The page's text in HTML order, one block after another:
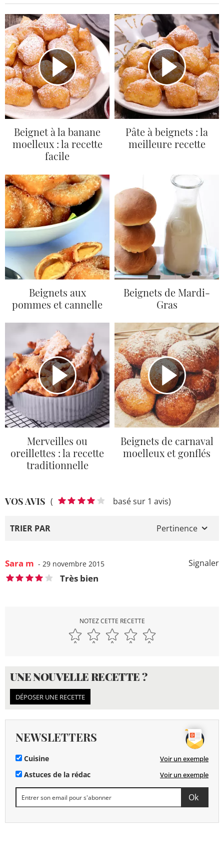
Beignet à la banane
moelleux : la recette
facile
Pâte à beignets : la
meilleure recette
Beignets aux
pommes et cannelle
Beignets de Mardi-
Gras
Merveilles ou
oreillettes : la recette
traditionnelle
Beignets de carnaval
moelleux et gonflés
VOS AVIS ( basé sur 1 avis)
TRIER PAR Pertinence
Signaler
Sara m - 29 novembre 2015
Très bien
NOTEZ CETTE RECETTE
UNE NOUVELLE RECETTE ?
DÉPOSER UNE RECETTE
NEWSLETTERS
Cuisine Voir un exemple
Astuces de la rédac Voir un exemple